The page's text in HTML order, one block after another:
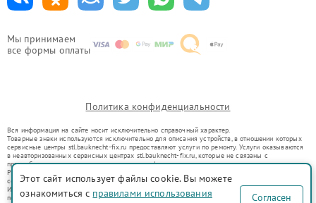
Мы принимаем
все формы оплаты
Политика конфиденциальности
Вся информация на сайте носит исключительно справочный характер.
Товарные знаки используются исключительно для описания устройств, в отношении которых
сервисные центры stl.bauknecht-fix.ru предоставляют услуги по ремонту. Услуги оказываются
в неавторизованных сервисных центрах stl.bauknecht-fix.ru, которые не связаны с
правообладателями товарных знаков или их официальными представителями.
Ремонт осуществляется для устройств, уже введенных в гражданский оборот в соответствии
со статьей 1487 ГК РФ.
Использование товарных знаков не преследует цели индивидуализации услуг или введения
потребителей в заблуждение, а служит для информирования о предоставляемых услугах по
Этот сайт использует файлы cookie. Вы можете
ознакомиться с правилами использования
Согласен